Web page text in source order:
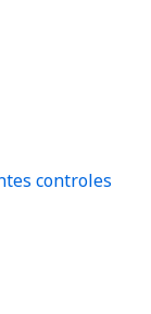
controles